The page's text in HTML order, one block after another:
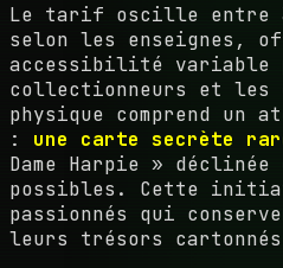
Le tarif oscille entre
selon les enseignes,
accessibilité variable
collectionneurs et
physique comprend un
: une carte secrète
Dame Harpie »
possibles. Cette
passionnés qui
leurs trésors